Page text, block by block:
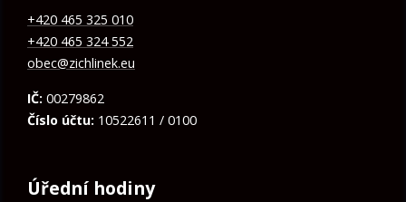
+420 465 325 010
+420 465 324 552
obec@zichlinek.eu
IČ: 00279862
Číslo účtu: 10522611 / 0100
Úřední hodiny